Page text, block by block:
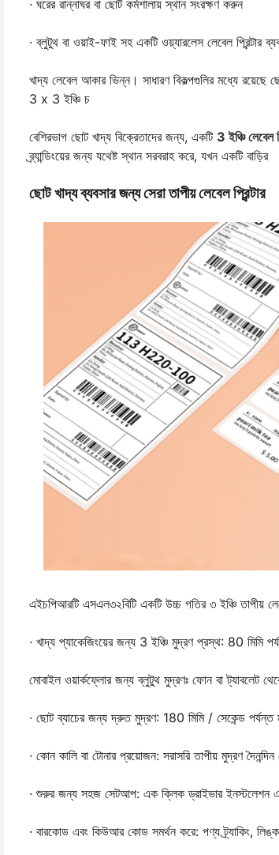
· ঘরের রান্নাঘর বা ছোট কর্মশালায় স্থান সংরক্ষণ করুন
· ব্লুটুথ বা ওয়াই-ফাই সহ একটি ওয়্যারলেস লেবেল প্রিন্টার
খাদ্য লেবেল আকার ভিন্ন। সাধারণ বিকল্পগুলির মধ্যে
3 x 3 ইঞ্চি চ
বেশিরভাগ ছোট খাদ্য বিক্রেতাদের জন্য, একটি 3 ইঞ্চি লেবেল
ব্র্যান্ডিংয়ের জন্য যথেষ্ট স্থান সরবরাহ করে, যখন একটি বাড়ির
ছোট খাদ্য ব্যবসার জন্য সেরা তাপীয় লেবেল প্রিন্টার
এইচপিআরটি এসএল৩২বিটি একটি উচ্চ গতির ৩ ইঞ্চি তাপীয়
· খাদ্য প্যাকেজিংয়ের জন্য 3 ইঞ্চি মুদ্রণ প্রস্থ: 80 মিমি
মোবাইল ওয়ার্কফ্লোর জন্য ব্লুটুথ মুদ্রণঃ ফোন বা ট্যাবলেট
· ছোট ব্যাচের জন্য দ্রুত মুদ্রণ: 180 মিমি / সেকেন্ড পর্যন্ত
· কোন কালি বা টোনার প্রয়োজন: সরাসরি তাপীয় মুদ্রণ
· শুরুর জন্য সহজ সেটআপ: এক ক্লিক ড্রাইভার ইনস্টলেশন
· বারকোড এবং কিউআর কোড সমর্থন করে: পণ্য ট্র্যাকিং, লিঙ্ক